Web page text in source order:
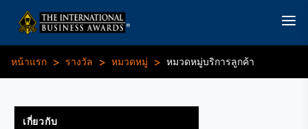
หน้าแรก > รางวัล > หมวดหมู่ > หมวดหมู่บริการลูกค้า
เกี่ยวกับ